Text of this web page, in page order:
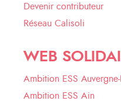
Devenir contributeur
Réseau Calisoli
WEB
Ambition ESS
Ambition ESS Ain